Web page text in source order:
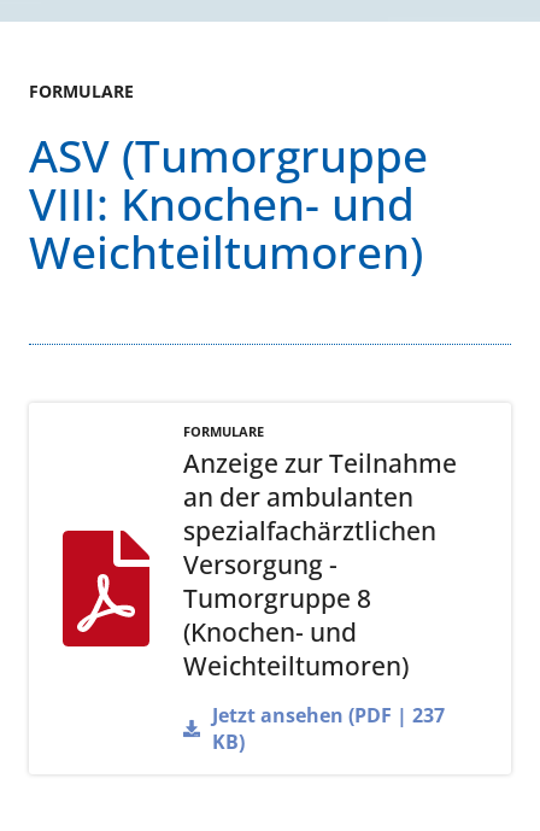
FORMULARE
ASV (Tumorgruppe
VIII: Knochen- und
Weichteiltumoren)
FORMULARE
Anzeige zur Teilnahme
an der ambulanten
spezialfachärztlichen
Versorgung -
Tumorgruppe 8
(Knochen- und
Weichteiltumoren)
Jetzt ansehen (PDF | 237
KB)